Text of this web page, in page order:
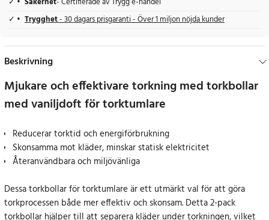
Säkerhet- Certifierade av Trygg e-handel
Trygghet- 30 dagars prisgaranti - Över 1 miljon nöjda kunder
Beskrivning
Mjukare och effektivare torkning med torkbollar
med vaniljdoft för torktumlare
Reducerar torktid och energiförbrukning
Skonsamma mot kläder, minskar statisk elektricitet
Återanvändbara och miljövänliga
Dessa torkbollar för torktumlare är ett utmärkt val för att göra
torkprocessen både mer effektiv och skonsam. Detta 2-pack
torkbollar hjälper till att separera kläder under torkningen, vilket